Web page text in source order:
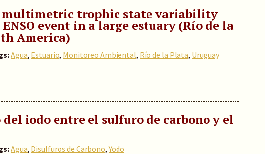
multimetric trophic state variability
event in a large estuary (Río de la
America)
Agua, Estuario, Monitoreo Ambiental, Río de la Plata, Uruguay
iodo entre el sulfuro de carbono y el
Agua, Disulfuros de Carbono,Yodo